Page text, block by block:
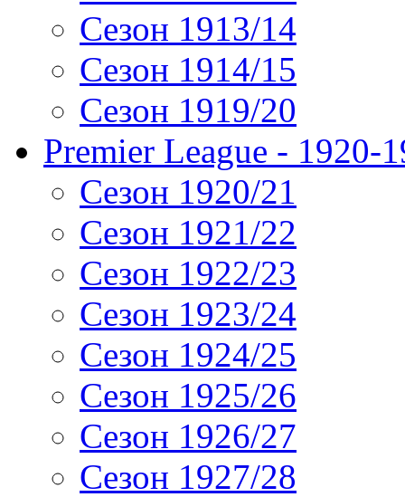
Сезон 1913/14
Сезон 1914/15
Сезон 1919/20
Premier League - 1920-
Сезон 1920/21
Сезон 1921/22
Сезон 1922/23
Сезон 1923/24
Сезон 1924/25
Сезон 1925/26
Сезон 1926/27
Сезон 1927/28